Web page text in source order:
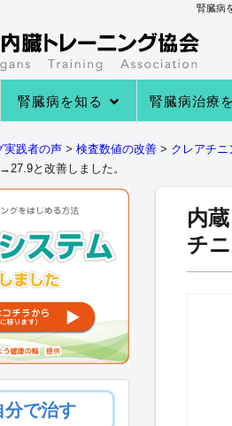
腎臓病
腎臓病を知る 腎臓病治療
実践者の声 > 検査数値の改善 > クレアチニ
と改善しました。
内
チ
分で治す